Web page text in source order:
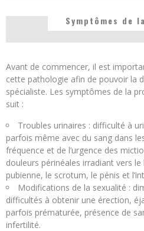
Symptômes de
Avant de commencer, il est
cette pathologie afin de pouvoir la
spécialiste. Les symptômes de la
suit :
Troubles urinaires : difficulté à
parfois même avec du sang dans
fréquence et de l’urgence des
douleurs périnéales irradiant vers
pubienne, le scrotum, le pénis et
Modifications de la sexualité :
difficultés à obtenir une érection,
parfois prématurée, présence de
infertilité.